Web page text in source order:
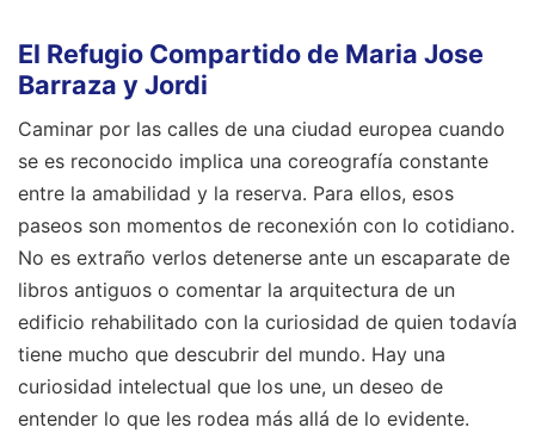
El Refugio Compartido de Maria Jose
Barraza y Jordi
Caminar por las calles de una ciudad europea cuando
se es reconocido implica una coreografía constante
entre la amabilidad y la reserva. Para ellos, esos
paseos son momentos de reconexión con lo cotidiano.
No es extraño verlos detenerse ante un escaparate de
libros antiguos o comentar la arquitectura de un
edificio rehabilitado con la curiosidad de quien todavía
tiene mucho que descubrir del mundo. Hay una
curiosidad intelectual que los une, un deseo de
entender lo que les rodea más allá de lo evidente.